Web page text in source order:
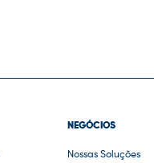
NEGÓCIOS
Nossas Soluções